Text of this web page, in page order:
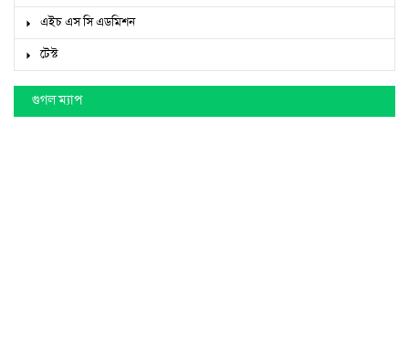
এইচ এস সি এডমিশন
টেস্ট
গুগল ম্যাপ